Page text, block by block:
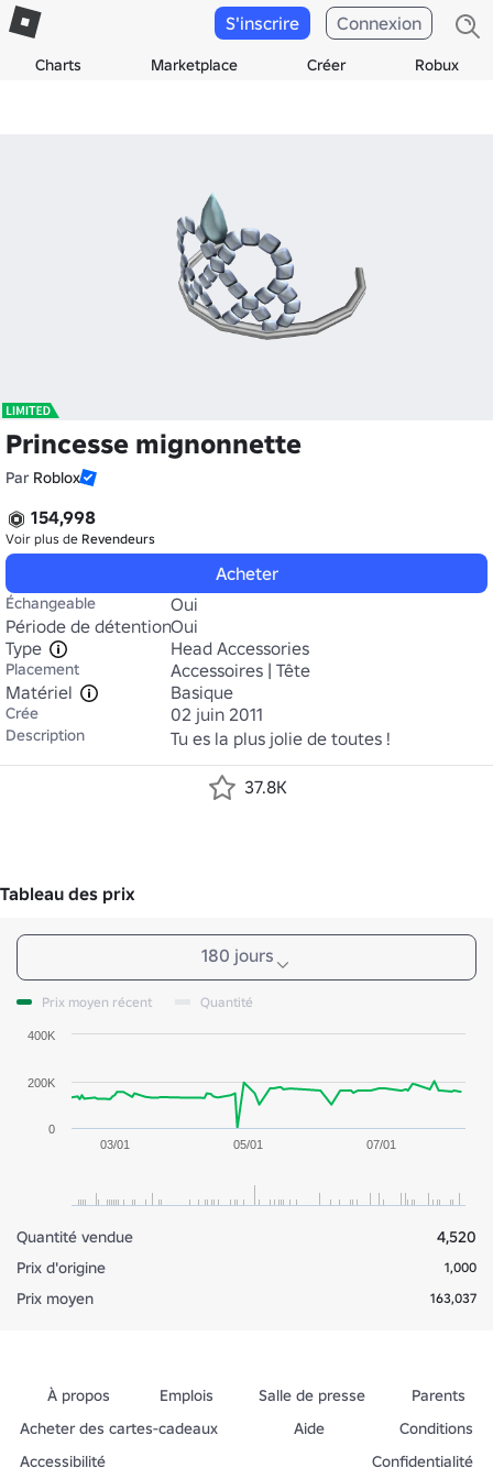
Charts Marketplace Créer Robux
S'inscrire Connexion
Princesse mignonnette
Par Roblox
154,998
Voir plus de Revendeurs
Acheter
Échangeable
Oui
Période de détentionOui
Type
Head Accessories
Placement
Accessoires | Tête
Matériel
Basique
Crée 02 juin 2011
Description Tu es la plus jolie de toutes !
37.8K
Tableau des prix
180 jours
Prix moyen récent Quantité
03/01 05/01 07/01
0
200K
400K
Quantité vendue
4,520
Prix d'origine
1,000
Prix moyen 163,037
À propos Emplois Salle de presse
Parents
Acheter des cartes-cadeaux
Aide
Conditions
Accessibilité
Confidentialité